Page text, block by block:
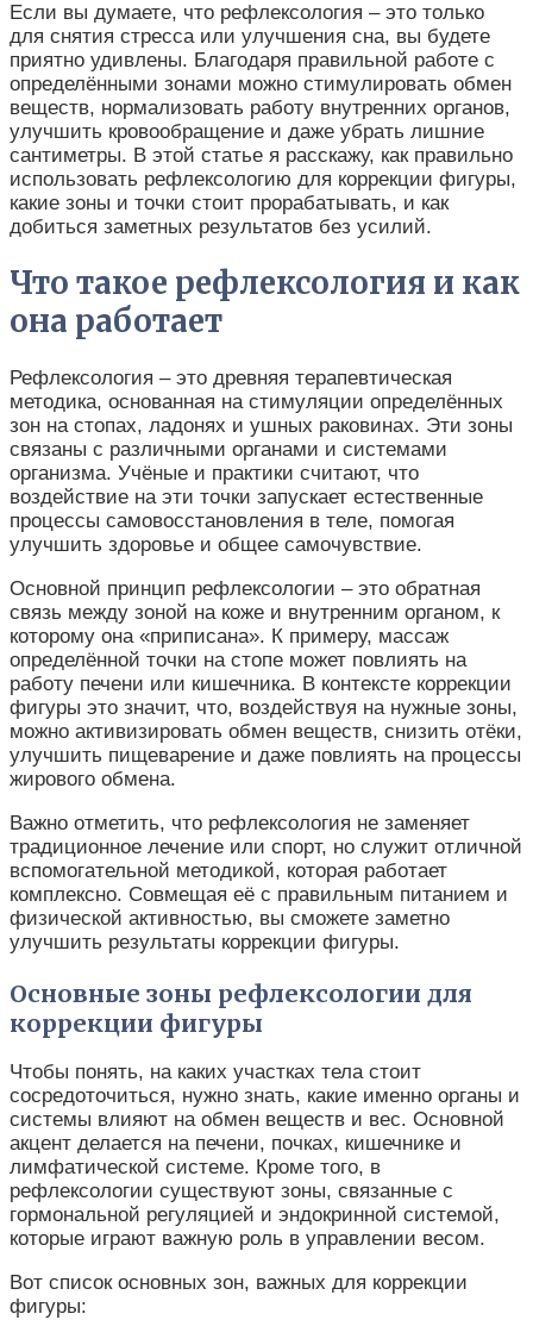
Если вы думаете, что рефлексология – это только
для снятия стресса или улучшения сна, вы будете
приятно удивлены. Благодаря правильной работе с
определёнными зонами можно стимулировать обмен
веществ, нормализовать работу внутренних органов,
улучшить кровообращение и даже убрать лишние
сантиметры. В этой статье я расскажу, как правильно
использовать рефлексологию для коррекции фигуры,
какие зоны и точки стоит прорабатывать, и как
добиться заметных результатов без усилий.
Что такое рефлексология и как
она работает
Рефлексология – это древняя терапевтическая
методика, основанная на стимуляции определённых
зон на стопах, ладонях и ушных раковинах. Эти зоны
связаны с различными органами и системами
организма. Учёные и практики считают, что
воздействие на эти точки запускает естественные
процессы самовосстановления в теле, помогая
улучшить здоровье и общее самочувствие.
Основной принцип рефлексологии – это обратная
связь между зоной на коже и внутренним органом, к
которому она «приписана». К примеру, массаж
определённой точки на стопе может повлиять на
работу печени или кишечника. В контексте коррекции
фигуры это значит, что, воздействуя на нужные зоны,
можно активизировать обмен веществ, снизить отёки,
улучшить пищеварение и даже повлиять на процессы
жирового обмена.
Важно отметить, что рефлексология не заменяет
традиционное лечение или спорт, но служит отличной
вспомогательной методикой, которая работает
комплексно. Совмещая её с правильным питанием и
физической активностью, вы сможете заметно
улучшить результаты коррекции фигуры.
Основные зоны рефлексологии для
коррекции фигуры
Чтобы понять, на каких участках тела стоит
сосредоточиться, нужно знать, какие именно органы и
системы влияют на обмен веществ и вес. Основной
акцент делается на печени, почках, кишечнике и
лимфатической системе. Кроме того, в
рефлексологии существуют зоны, связанные с
гормональной регуляцией и эндокринной системой,
которые играют важную роль в управлении весом.
Вот список основных зон, важных для коррекции
фигуры: